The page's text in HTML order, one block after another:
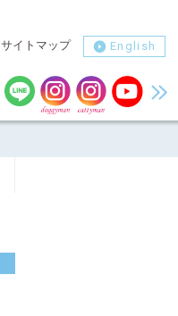
サイトマップ English